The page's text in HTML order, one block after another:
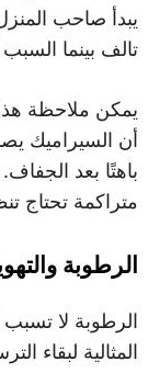
يبدأ صاحب
تالف بينما
يمكن ملاحظة
أن السيراميك
باهتًا بعد
متراكمة تحتاج
الرطوبة
الرطوبة لا تسبب
المثالية لبقاء